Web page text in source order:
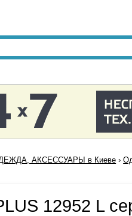
АКСЕССУАРЫ в Киеве ›
12952 L